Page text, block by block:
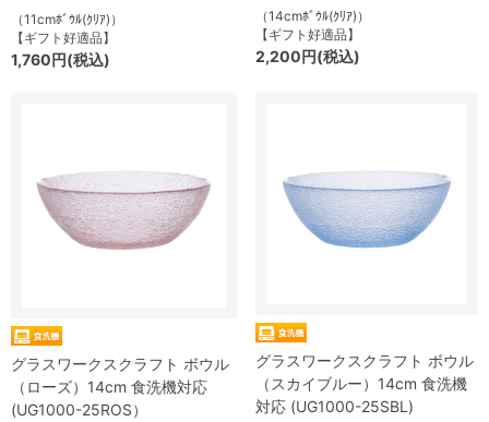
（11cmﾎﾞｳﾙ(ｸﾘｱ)）
【ギフト好適品】
1,760円(税込)
（14cmﾎﾞｳﾙ(ｸﾘｱ)）
【ギフト好適品】
2,200円(税込)
グラスワークスクラフト ボウル
（ローズ）14cm 食洗機対応
(UG1000-25ROS）
グラスワークスクラフト ボウル
（スカイブルー）14cm 食洗機
対応 (UG1000-25SBL)